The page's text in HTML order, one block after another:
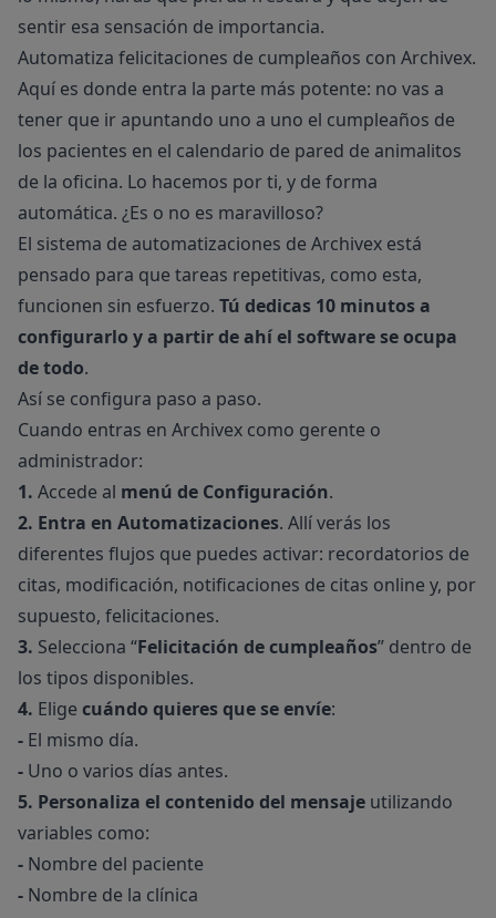
sentir esa sensación de importancia.
Automatiza felicitaciones de cumpleaños con Archivex.
Aquí es donde entra la parte más potente: no vas a
tener que ir apuntando uno a uno el cumpleaños de
los pacientes en el calendario de pared de animalitos
de la oficina. Lo hacemos por ti, y de forma
automática. ¿Es o no es maravilloso?
El sistema de automatizaciones de Archivex está
pensado para que tareas repetitivas, como esta,
funcionen sin esfuerzo. Tú dedicas 10 minutos a
configurarlo y a partir de ahí el software se ocupa
de todo.
Así se configura paso a paso.
Cuando entras en Archivex como gerente o
administrador:
1. Accede al menú de Configuración.
2. Entra en Automatizaciones. Allí verás los
diferentes flujos que puedes activar: recordatorios de
citas, modificación, notificaciones de citas online y, por
supuesto, felicitaciones.
3. Selecciona “Felicitación de cumpleaños” dentro de
los tipos disponibles.
4. Elige cuándo quieres que se envíe:
- El mismo día.
- Uno o varios días antes.
5. Personaliza el contenido del mensaje utilizando
variables como:
- Nombre del paciente
- Nombre de la clínica